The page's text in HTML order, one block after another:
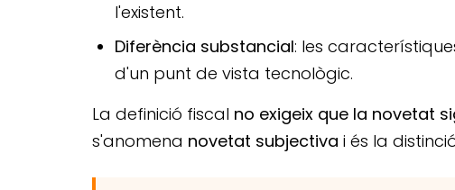
l'existent.
Diferència substancial: les
d'un punt de vista tecnològic.
La definició fiscal no exigeix que la novetat
s'anomena novetat subjectiva i és la